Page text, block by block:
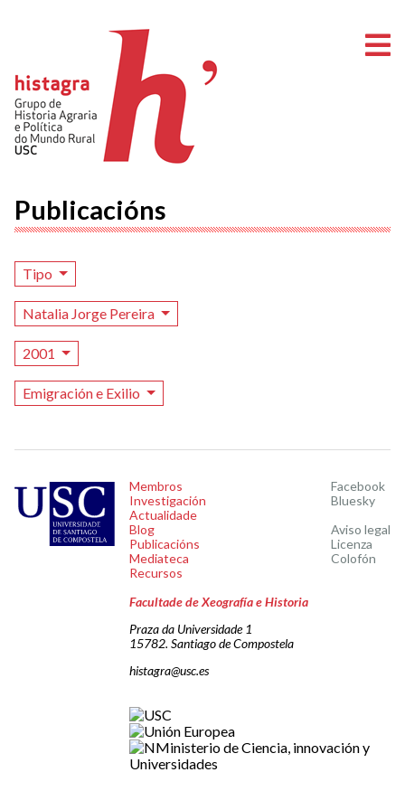
Publicacións
Tipo
Natalia Jorge Pereira
2001
Emigración e Exilio
Membros
Investigación
Actualidade
Blog
Publicacións
Mediateca
Recursos
Facebook
Bluesky
Aviso legal
Licenza
Colofón
Facultade de Xeografía e Historia
Praza da Universidade 1
15782. Santiago de Compostela
histagra@usc.es